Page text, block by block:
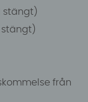
stängt)
stängt)
från